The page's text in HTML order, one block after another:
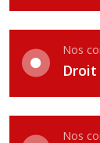
Nos
Nos